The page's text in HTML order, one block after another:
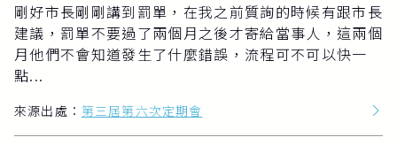
剛好市長剛剛講到罰單，在我之前質詢的時候有跟市長
建議，罰單不要過了兩個月之後才寄給當事人，這兩個
月他們不會知道發生了什麼錯誤，流程可不可以快一
點...
來源出處： 第三屆第六次定期會